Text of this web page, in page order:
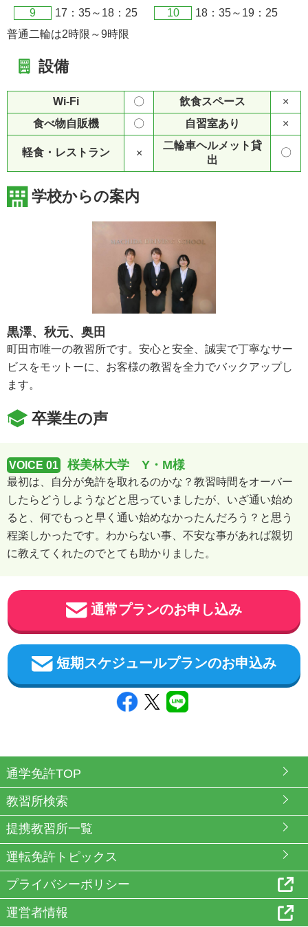
9
17：35～18：25 10
18：35～19：25
普通二輪は2時限～9時限
設備
Wi-Fi 〇 飲食スペース
×
食べ物自販機
〇 自習室あり ×
軽食・レストラン ×
二輪車ヘルメット貸
出
〇
学校からの案内
黒澤、秋元、奥田
町田市唯一の教習所です。安心と安全、誠実で丁寧なサー
ビスをモットーに、お客様の教習を全力でバックアップし
ます。
卒業生の声
VOICE 01 桜美林大学 Y・M様
最初は、自分が免許を取れるのかな？教習時間をオーバー
したらどうしようなどと思っていましたが、いざ通い始め
ると、何でもっと早く通い始めなかったんだろう？と思う
程楽しかったです。わからない事、不安な事があれば親切
に教えてくれたのでとても助かりました。
通常プランのお申し込み
短期スケジュールプランのお申込み
通学免許TOP
教習所検索
提携教習所一覧
運転免許トピックス
プライバシーポリシー
運営者情報